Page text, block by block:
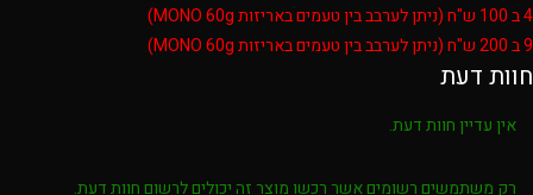
4 ב 100 ש"ח (ניתן לערבב בין טעמים באריזות MONO 60g)
9 ב 200 ש"ח (ניתן לערבב בין טעמים באריזות MONO 60g)
חוות דעת
אין עדיין חוות דעת.
רק משתמשים רשומים אשר רכשו מוצר זה יכולים לרשום חוות דעת.